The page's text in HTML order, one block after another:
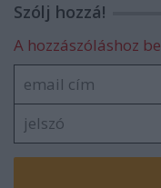
Szólj hozzá!
A hozzászóláshoz